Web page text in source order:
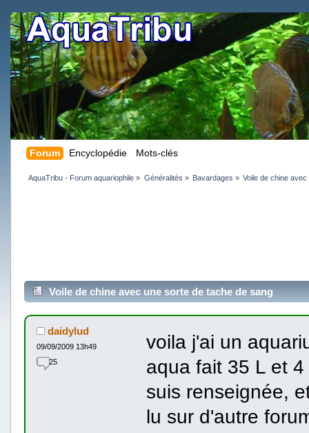
Forum Encyclopédie Mots-clés
AquaTribu - Forum aquariophile » Généralités » Bavardages » Voile de chine
Voile de chine avec une sorte de tache de sang
daidylud
09/09/2009 13h49
25
voila j'ai un
aqua fait 35 L et
suis renseignée,
lu sur d'autre